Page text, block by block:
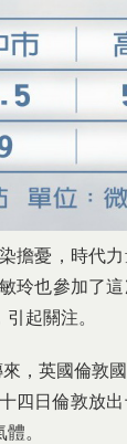
擔憂，時代
玲也參加了
起關注。
，英國倫敦
四日倫敦放
。